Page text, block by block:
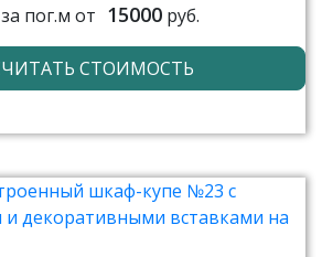
пог.м от 15000руб.
СТОИМОСТЬ